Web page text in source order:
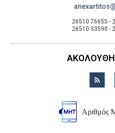
26510 76655 -
26510 33590 -
Αριθμός